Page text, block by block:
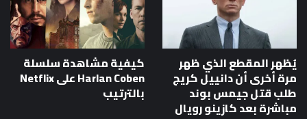
يُظهر المقطع الذي ظهر
مرة أخرى أن دانييل كريج
طلب قتل جيمس بوند
مباشرة بعد كازينو رويال
كيفية مشاهدة سلسلة
Harlan Coben على Netflix
بالترتيب